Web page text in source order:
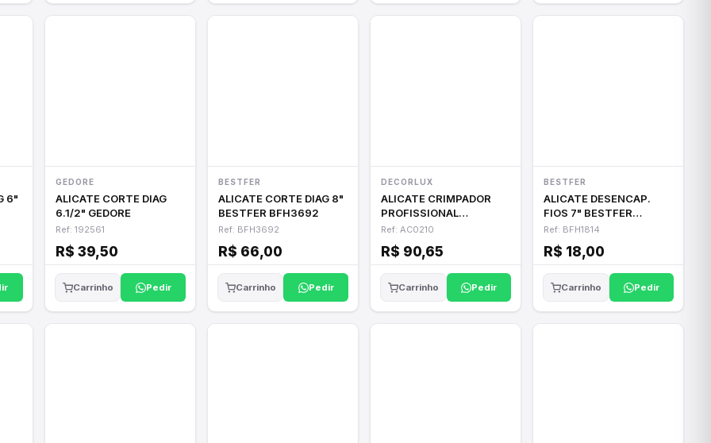
6"
GEDORE
ALICATE CORTE DIAG
6.1/2" GEDORE
Ref: 192561
R$ 39,50
Carrinho Pedir
BESTFER
ALICATE CORTE DIAG 8"
BESTFER BFH3692
Ref: BFH3692
R$ 66,00
Carrinho Pedir
DECORLUX
ALICATE CRIMPADOR
PROFISSIONAL
DECORLUX AC0210
Ref: AC0210
R$ 90,65
Carrinho Pedir
BESTFER
ALICATE DESENCAP.
FIOS 7" BESTFER
BFH1814
Ref: BFH1814
R$ 18,00
Carrinho Pedir